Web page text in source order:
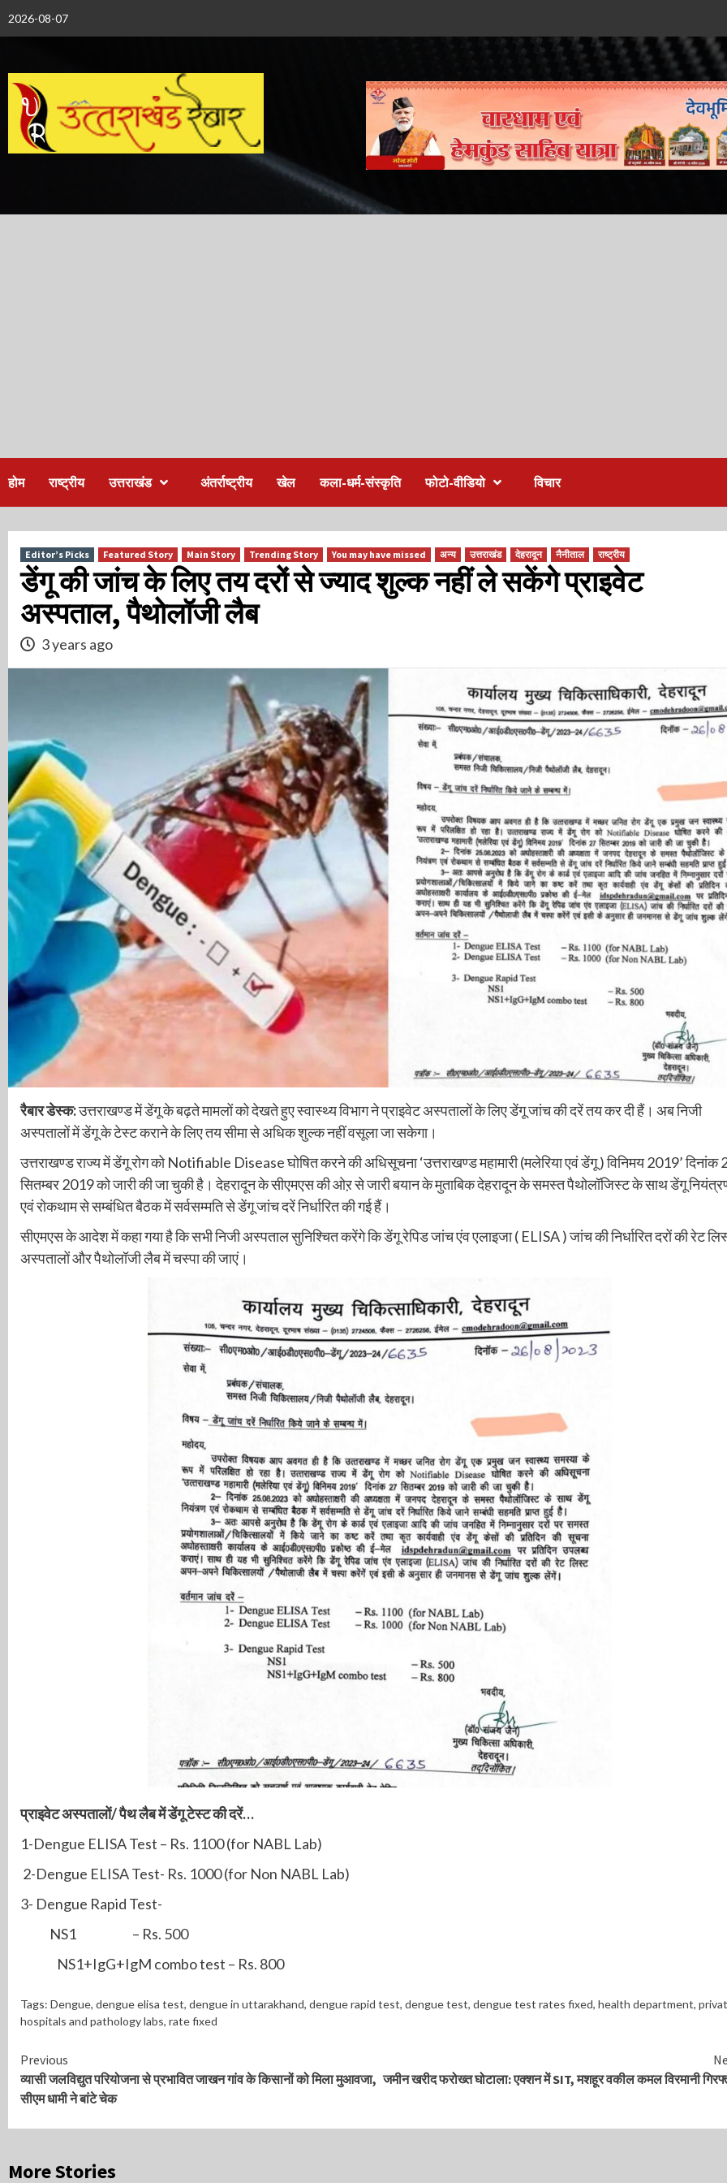
2026-08-07
होम राष्ट्रीय उत्तराखंड अंतर्राष्ट्रीय खेल कला-धर्म-संस्कृति फोटो-वीडियो विचार
Editor’s Picks Featured Story Main Story Trending Story You may have missed अन्य उत्तराखंड देहरादून नैनीताल राष्ट्रीय
डेंगू की जांच के लिए तय दरों से ज्याद शुल्क नहीं ले सकेंगे प्राइवेट
अस्पताल, पैथोलॉजी लैब
3 years ago
रैबार डेस्क:उत्तराखण्ड में डेंगू के बढ़ते मामलों को देखते हुए स्वास्थ्य विभाग ने प्राइवेट अस्पतालों के लिए डेंगू जांच की दरें तय कर दी हैं। अब निजी
अस्पतालों में डेंगू के टेस्ट कराने के लिए तय सीमा से अधिक शुल्क नहीं वसूला जा सकेगा।
उत्तराखण्ड राज्य में डेंगू रोग को Notifiable Disease घोषित करने की अधिसूचना ‘उत्तराखण्ड महामारी (मलेरिया एवं डेंगू ) विनिमय 2019’ दिनांक
सितम्बर 2019 को जारी की जा चुकी है। देहरादून के सीएमएस की ओऱ से जारी बयान के मुताबिक देहरादून के समस्त पैथोलॉजिस्ट के साथ डेंगू
एवं रोकथाम से सम्बंधित बैठक में सर्वसम्मति से डेंगू जांच दरें निर्धारित की गई हैं।
सीएमएस के आदेश में कहा गया है कि सभी निजी अस्पताल सुनिश्चित करेंगे कि डेंगू रेपिड जांच एंव एलाइजा ( ELISA ) जांच की निर्धारित दरों की रेट
अस्पतालों और पैथोलॉजी लैब में चस्पा की जाएं।
प्राइवेट अस्पतालों/ पैथ लैब में डेंगू टेस्ट की दरें…
1-Dengue ELISA Test – Rs. 1100 (for NABL Lab)
2-Dengue ELISA Test- Rs. 1000 (for Non NABL Lab)
3- Dengue Rapid Test-
NS1 – Rs. 500
NS1+IgG+IgM combo test – Rs. 800
Tags: Dengue, dengue elisa test, dengue in uttarakhand, dengue rapid test, dengue test, dengue test rates fixed, health department,
hospitals and pathology labs, rate fixed
Continue
Reading
Previous
व्यासी जलविद्युत परियोजना से प्रभावित जाखन गांव के किसानों को मिला मुआवजा,
सीएम धामी ने बांटे चेक
जमीन खरीद फरोख्त घोटाला: एक्शन में SIT, मशहूर वकील कमल विरमानी
More Stories